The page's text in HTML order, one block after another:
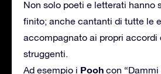
Non solo poeti e letterati hanno
finito; anche cantanti di tutte le
accompagnato ai propri accordi
struggenti.
Ad esempio i Pooh con